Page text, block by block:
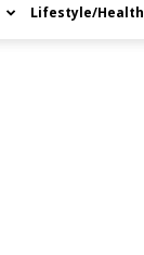
Lifestyle/Health